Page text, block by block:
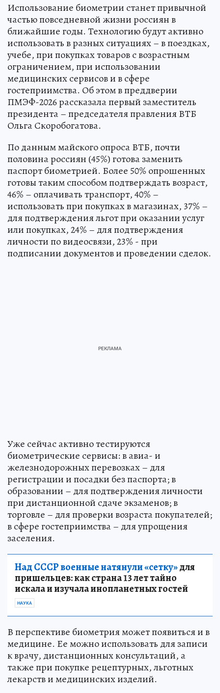
Использование биометрии станет привычной
частью повседневной жизни россиян в
ближайшие годы. Технологию будут активно
использовать в разных ситуациях – в поездках,
учебе, при покупках товаров с возрастным
ограничением, при использовании
медицинских сервисов и в сфере
гостеприимства. Об этом в преддверии
ПМЭФ-2026 рассказала первый заместитель
президента – председателя правления ВТБ
Ольга Скоробогатова.
По данным майского опроса ВТБ, почти
половина россиян (45%) готова заменить
паспорт биометрией. Более 50% опрошенных
готовы таким способом подтверждать возраст,
46% – оплачивать транспорт, 40% –
использовать при покупках в магазинах, 37% –
для подтверждения льгот при оказании услуг
или покупках, 24% – для подтверждения
личности по видеосвязи, 23% - при
подписании документов и проведении сделок.
Уже сейчас активно тестируются
биометрические сервисы: в авиа- и
железнодорожных перевозках – для
регистрации и посадки без паспорта; в
образовании – для подтверждения личности
при дистанционной сдаче экзаменов; в
торговле – для проверки возраста покупателей;
в сфере гостеприимства – для упрощения
заселения.
Над СССР военные натянули «сетку»для
пришельцев: как страна 13 лет тайно
искала и изучала инопланетных гостей
НАУКА
В перспективе биометрия может появиться и в
медицине. Ее можно использовать для записи
к врачу, дистанционных консультаций, а
также при покупке рецептурных, льготных
лекарств и медицинских изделий.